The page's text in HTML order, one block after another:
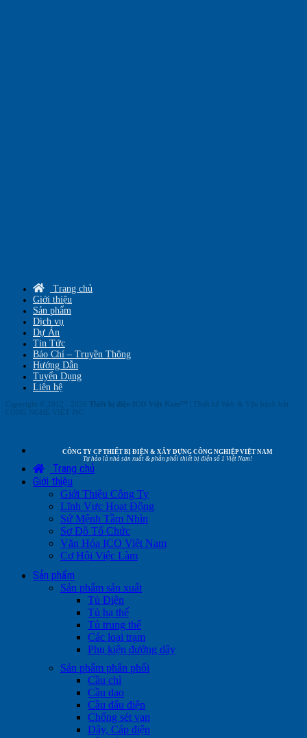
Trang chủ
Giới thiệu
Sản phẩm
Dịch vụ
Dự Án
Tin Tức
Báo Chí – Truyền Thông
Hướng Dẫn
Tuyển Dụng
Liên hệ
Copyright © 2012 - 2026 Thiết bị điện ICO Việt Nam™ | Thiết kế Web & Vận hành bởi
CÔNG NGHỆ VIỆT JSC
CÔNG TY CP THIẾT BỊ ĐIỆN & XÂY DỰNG CÔNG NGHIỆP VIỆT NAM
Tự hào là nhà sản xuất & phân phối thiết bị điện số 1 Việt Nam!
Trang chủ
Giới thiệu
Giới Thiệu Công Ty
Lĩnh Vực Hoạt Động
Sứ Mệnh Tầm Nhìn
Sơ Đồ Tổ Chức
Văn Hóa ICO Việt Nam
Cơ Hội Việc Làm
Sản phẩm
Sản phẩm sản xuất
Tủ Điện
Tủ hạ thế
Tủ trung thế
Các loại trạm
Phụ kiện đường dây
Sản phẩm phân phối
Cầu chì
Cầu dao
Cầu đấu điện
Chống sét van
Dây, Cáp điện